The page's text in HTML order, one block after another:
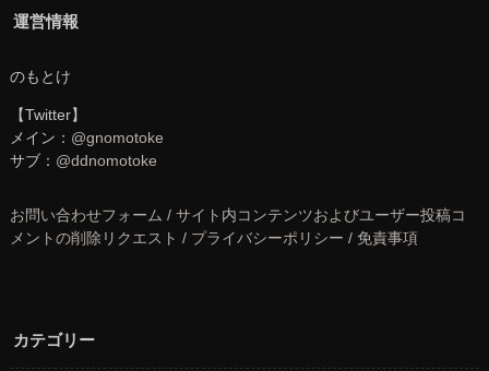
運営情報
のもとけ
【Twitter】
メイン： @gnomotoke
サブ： @ddnomotoke
お問い合わせフォーム / サイト内コンテンツおよびユーザー投稿コ
メントの削除リクエスト / プライバシーポリシー / 免責事項
カテゴリー